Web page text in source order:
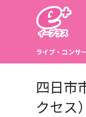
ライブ・コンサ
四日市
クセス）